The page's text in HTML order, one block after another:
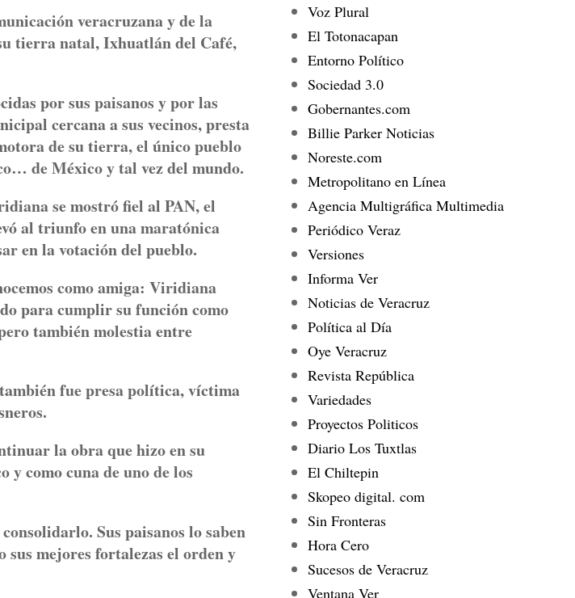
veracruzana y de la
tierra natal, Ixhuatlán del Café,
por sus paisanos y por las
cercana a sus vecinos, presta
de su tierra, el único pueblo
de México y tal vez del mundo.
se mostró fiel al PAN, el
al triunfo en una maratónica
en la votación del pueblo.
como amiga: Viridiana
para cumplir su función como
también molestia entre
fue presa política, víctima
la obra que hizo en su
como cuna de uno de los
Sus paisanos lo saben
sus mejores fortalezas el orden y
Voz Plural
El Totonacapan
Entorno Político
Sociedad 3.0
Gobernantes.com
Billie Parker Noticias
Noreste.com
Metropolitano en Línea
Agencia Multigráfica Multimedia
Periódico Veraz
Versiones
Informa Ver
Noticias de Veracruz
Política al Día
Oye Veracruz
Revista República
Variedades
Proyectos Politicos
Diario Los Tuxtlas
El Chiltepin
Skopeo digital. com
Sin Fronteras
Hora Cero
Sucesos de Veracruz
Ventana Ver